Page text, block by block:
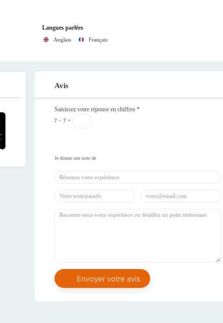
Langues parlées
Anglais Français
Avis
Saisissez votre réponse en chiffres*
7 − 7 =